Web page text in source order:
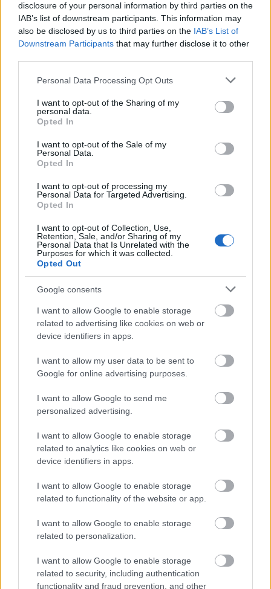
disclosure of your personal information by third parties on the
IAB’s list of downstream participants. This information may
also be disclosed by us to third parties on the IAB’s List of
Downstream Participants that may further disclose it to other
Please note that this website/app uses one or more Google
not limited to your visit or usage behaviour. You may click to
grant or deny consent to Google and its third-party tags to
use your data for below specified purposes in below Google
consent section.
Personal Data Processing Opt Outs
I want to opt-out of the Sharing of my
personal data.
Opted In
I want to opt-out of the Sale of my
Personal Data.
Opted In
I want to opt-out of processing my
Personal Data for Targeted Advertising.
Opted In
I want to opt-out of Collection, Use,
Retention, Sale, and/or Sharing of my
Personal Data that Is Unrelated with the
Purposes for which it was collected.
Opted Out
Google consents
I want to allow Google to enable storage
related to advertising like cookies on web or
device identifiers in apps.
I want to allow my user data to be sent to
Google for online advertising purposes.
I want to allow Google to send me
personalized advertising.
I want to allow Google to enable storage
related to analytics like cookies on web or
device identifiers in apps.
I want to allow Google to enable storage
related to functionality of the website or app.
I want to allow Google to enable storage
related to personalization.
I want to allow Google to enable storage
related to security, including authentication
functionality and fraud prevention, and other
W niemieckim Amazoniemożna zamówić Galaxy Tab S3
za kwotę 679 euro (wersja z WiFi) i 769 euro (wersja z
LTE).
przedsprzedaży, i też występuje on w dwóch
odmianach:
Galaxy Tab S3 9.7 WiFi (T820) –
Galaxy Tab S3 9.7 LTE (T825) –
Obie edycje dostępne są z rysikiem S Pen. Ceny
sprawdzałem dwa razy – i to nie pomyłka. Samsung
wycenił swoje produkty dość wysoko – zresztą to
mogła już sugerować wczorajsza obecność tabletów na
Amazonie.
ad
Przypomnę specyfikację Samsunga Galaxy Tab S3:
Wyświetlacz 9.7 cali AMOLED HDR
Rozdzielczość 2048×1536
Układ graficzny Adreno 530
Pamięć wewnętrzna 32GB (możliwość
rozszerzenia przy pomocy karty microSD max.